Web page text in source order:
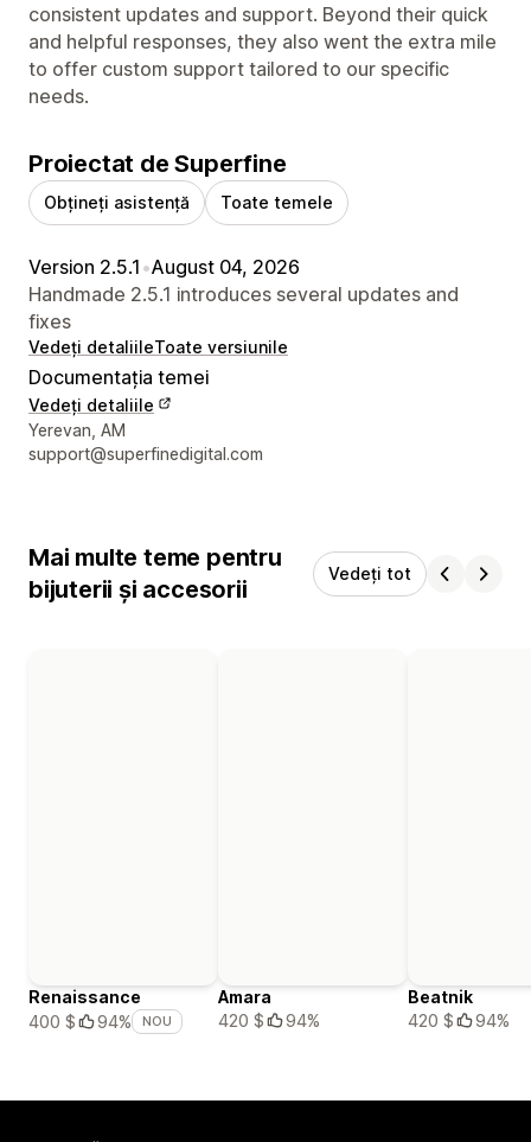
consistent updates and support. Beyond their quick
and helpful responses, they also went the extra mile
to offer custom support tailored to our specific
needs.
Proiectat de Superfine
Obțineți asistență Toate temele
Version 2.5.1 •August 04, 2026
Handmade 2.5.1 introduces several updates and
fixes
Vedeți detaliileToate versiunile
Documentația temei
Vedeți detaliile
Detaliile de contact ale designerului
Yerevan, AM
support@superfinedigital.com
Mai multe teme pentru
bijuterii și accesorii
Vedeți tot
Renaissance
400 $
94% NOU
Amara
420 $
94%
Beatnik
420 $
94%